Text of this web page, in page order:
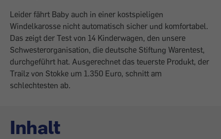
Leider fährt Baby auch in einer kostspieligen
Windelkarosse nicht automatisch sicher und komfortabel.
Das zeigt der Test von 14 Kinderwagen, den unsere
Schwesterorganisation, die deutsche Stiftung Warentest,
durchgeführt hat. Ausgerechnet das teuerste Produkt, der
Trailz von Stokke um 1.350 Euro, schnitt am
schlechtesten ab.
Inhalt